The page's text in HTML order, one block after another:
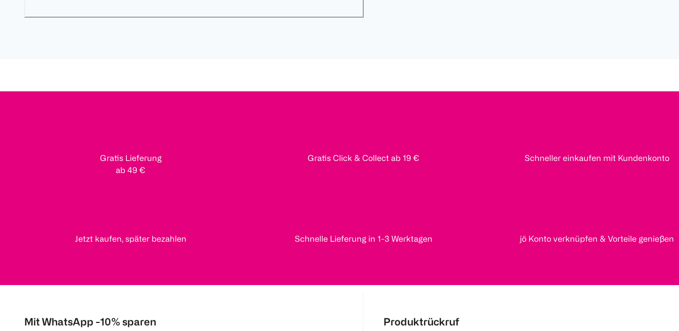
Gratis Lieferung
ab 49 €
Gratis Click & Collect ab 19 € Schneller einkaufen mit Kundenkonto
Jetzt kaufen, später bezahlen Schnelle Lieferung in 1-3 Werktagen jö Konto verknüpfen & Vorteile genießen
Mit WhatsApp -10% sparen Produktrückruf